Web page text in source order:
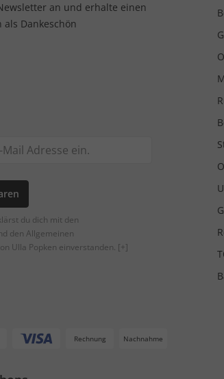
an und erhalte einen
als Dankeschön
du dich mit den
den Allgemeinen
Ulla Popken einverstanden. [+]
Rechnung Nachnahme